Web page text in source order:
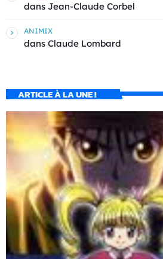
dans Jean-Claude Corbel
ANIMIX
dans Claude Lombard
ARTICLE À LA UNE !